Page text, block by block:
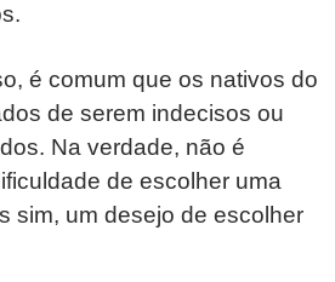
é comum que os nativos do
de serem indecisos ou
Na verdade, não é
de escolher uma
sim, um desejo de escolher